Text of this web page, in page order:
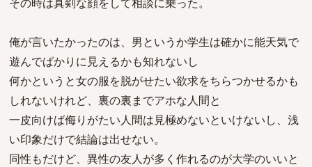
俺が言いたかったのは、男というか学生は確かに能天気で
遊んでばかりに見えるかも知れないし
何かというと女の服を脱がせたい欲求をちらつかせるかも
しれないけれど、裏の裏までアホな人間と
一皮向けば侮りがたい人間は見極めないといけないし、浅
い印象だけで結論は出せない。
同性もだけど、異性の友人が多く作れるのが大学のいいと